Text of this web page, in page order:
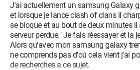
J'ai actuellement un samsung Galaxy
et lorsque je lance clash of clans il
se bloque et au bout de deux minutes
serveur perdue." Je fais réessayer et la
Alors qu'avec mon samsung galaxy
ne comprends pas d'où cela vient j'ai
de recherches a ce sujet.